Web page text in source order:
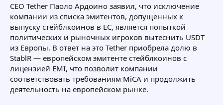
СЕО Tether Паоло Ардоино заявил, что исключение
компании из списка эмитентов, допущенных к
выпуску стейблкоинов в ЕС, является попыткой
политических и рыночных игроков вытеснить USDT
из Европы. В ответ на это Tether приобрела долю в
StablR — европейском эмитенте стейблкоинов с
лицензией EMI, что позволит компании
соответствовать требованиям MiCA и продолжить
деятельность на европейском рынке.